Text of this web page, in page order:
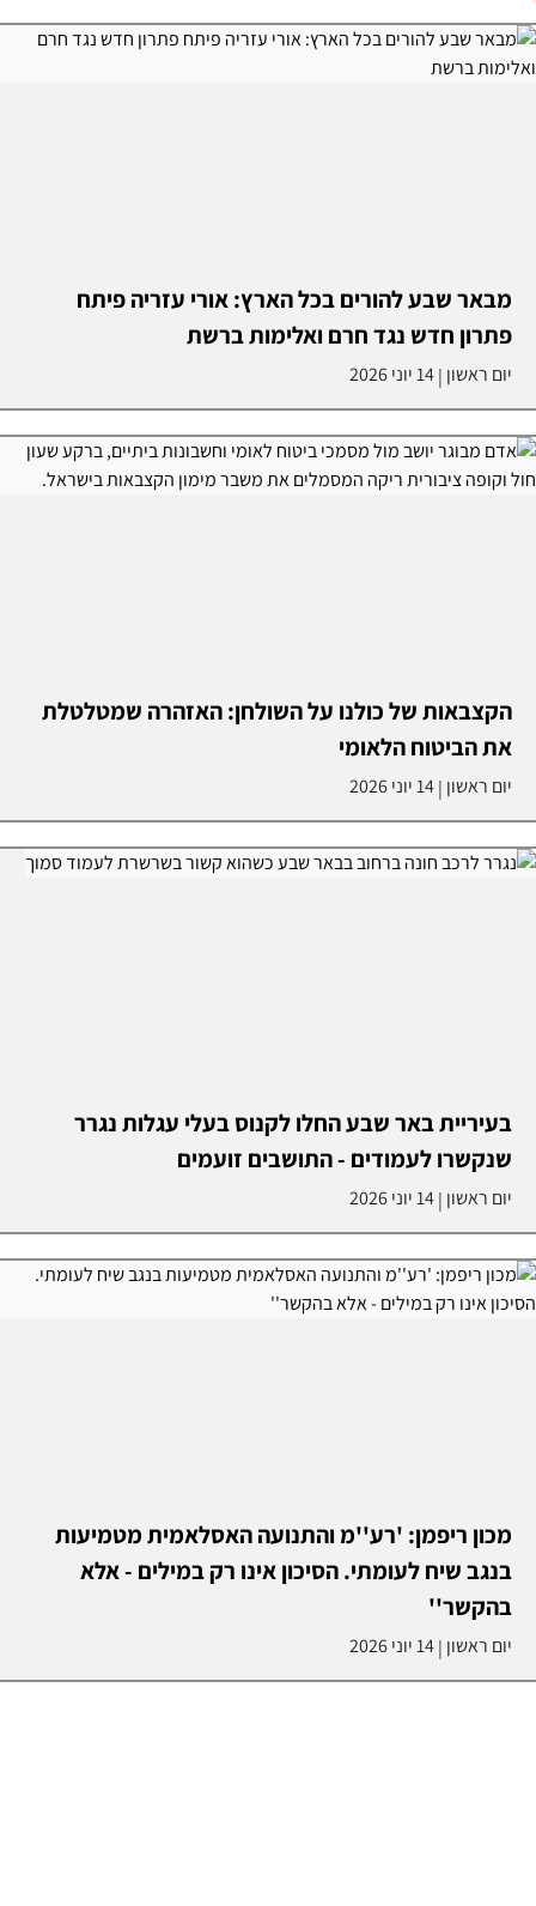
מבאר שבע להורים בכל הארץ: אורי עזריה פיתח
פתרון חדש נגד חרם ואלימות ברשת
יום ראשון |14 יוני 2026
הקצבאות של כולנו על השולחן: האזהרה שמטלטלת
את הביטוח הלאומי
יום ראשון |14 יוני 2026
בעיריית באר שבע החלו לקנוס בעלי עגלות נגרר
שנקשרו לעמודים - התושבים זועמים
יום ראשון |14 יוני 2026
מכון ריפמן: 'רע''מ והתנועה האסלאמית מטמיעות
בנגב שיח לעומתי. הסיכון אינו רק במילים - אלא
בהקשר''
יום ראשון |14 יוני 2026